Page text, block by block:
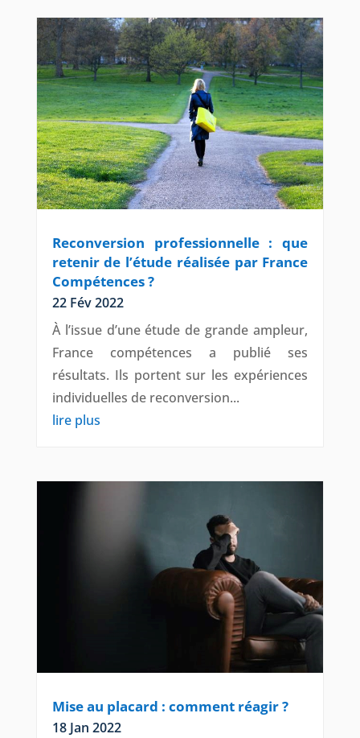
Reconversion professionnelle : que
retenir de l’étude réalisée par France
Compétences ?
22 Fév 2022
À l’issue d’une étude de grande ampleur,
France compétences a publié ses
résultats. Ils portent sur les expériences
individuelles de reconversion...
lire plus
Mise au placard : comment réagir ?
18 Jan 2022